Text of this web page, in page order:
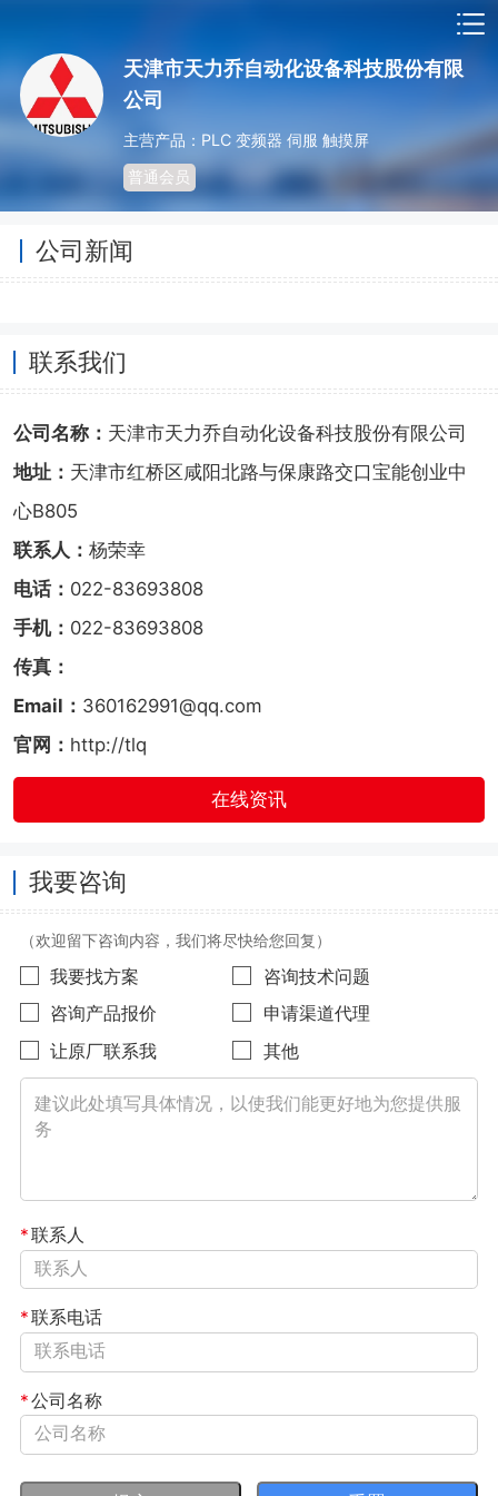
天津市天力乔自动化设备科技股份有限
公司
主营产品：PLC 变频器 伺服 触摸屏
普通会员
公司新闻
联系我们
公司名称： 天津市天力乔自动化设备科技股份有限公司
地址： 天津市红桥区咸阳北路与保康路交口宝能创业中
心B805
联系人： 杨荣幸
电话： 022-83693808
手机： 022-83693808
传真：
Email： 360162991@qq.com
官网： http://tlq
在线资讯
我要咨询
（欢迎留下咨询内容，我们将尽快给您回复）
我要找方案
咨询技术问题
咨询产品报价
申请渠道代理
让原厂联系我
其他
*联系人
*联系电话
*公司名称